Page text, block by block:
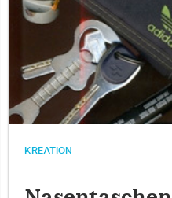
KREATION